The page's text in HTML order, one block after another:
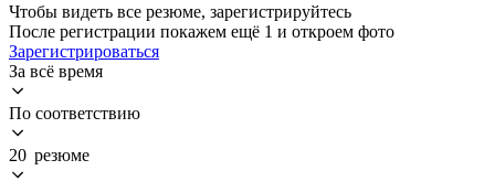
Чтобы видеть все резюме, зарегистрируйтесь
После регистрации покажем ещё 1 и откроем фото
Зарегистрироваться
За всё время
По соответствию
20 резюме